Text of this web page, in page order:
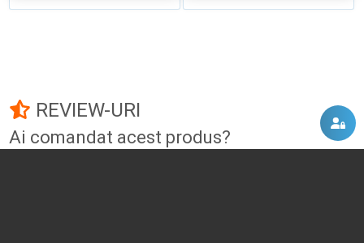
REVIEW-URI
Ai comandat acest produs?